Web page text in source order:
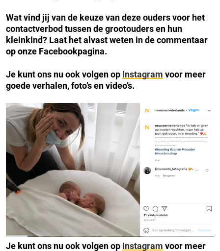
Wat vind jij van de keuze van deze ouders voor het
contactverbod tussen de grootouders en hun
kleinkind? Laat het alvast weten in de commentaar
op onze Facebookpagina.
Je kunt ons nu ook volgen op Instagram voor meer
goede verhalen, foto’s en video’s.
Je kunt ons nu ook volgen op Instagram voor meer